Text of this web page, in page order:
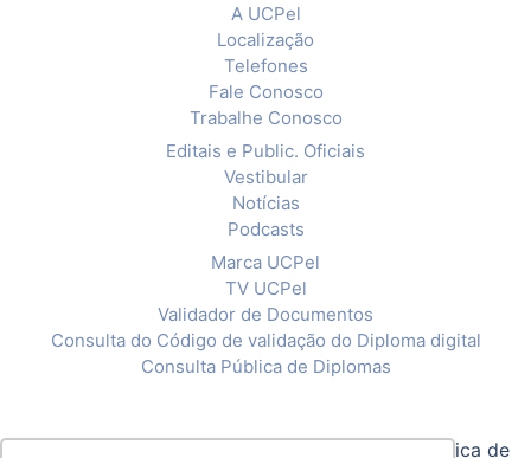
A UCPel
Localização
Telefones
Fale Conosco
Trabalhe Conosco
Editais e Public. Oficiais
Vestibular
Notícias
Podcasts
Marca UCPel
TV UCPel
Validador de Documentos
Consulta do Código de validação do Diploma digital
Consulta Pública de Diplomas
Política de